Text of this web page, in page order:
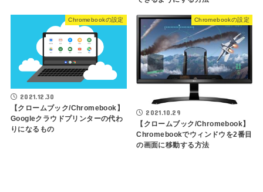
Chromebookの設定
2021.12.30
【クロームブック/Chromebook】
Googleクラウドプリンターの代わ
りになるもの
Chromebookの設定
2021.10.29
【クロームブック/Chromebook】
Chromebookでウィンドウを2番目
の画面に移動する方法